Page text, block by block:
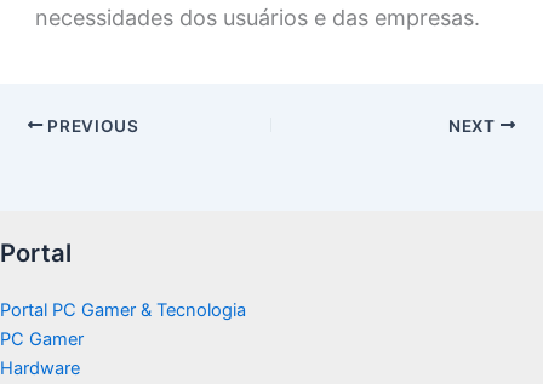
necessidades dos usuários e das empresas.
PREVIOUS NEXT
Portal
Portal PC Gamer & Tecnologia
PC Gamer
Hardware